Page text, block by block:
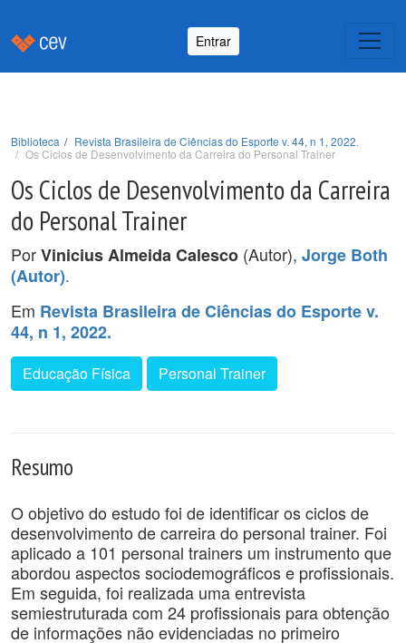
Entrar
Biblioteca
Revista Brasileira de Ciências do Esporte v. 44, n 1, 2022.
Os Ciclos de Desenvolvimento da Carreira do Personal Trainer
Os Ciclos de Desenvolvimento da Carreira
do Personal Trainer
PorVinicius Almeida Calesco (Autor), Jorge Both
(Autor).
Em Revista Brasileira de Ciências do Esporte v.
44, n 1, 2022.
Educação Física Personal Trainer
Resumo
O objetivo do estudo foi de identificar os ciclos de
desenvolvimento de carreira do personal trainer. Foi
aplicado a 101 personal trainers um instrumento que
abordou aspectos sociodemográficos e profissionais.
Em seguida, foi realizada uma entrevista
semiestruturada com 24 profissionais para obtenção
de informações não evidenciadas no primeiro